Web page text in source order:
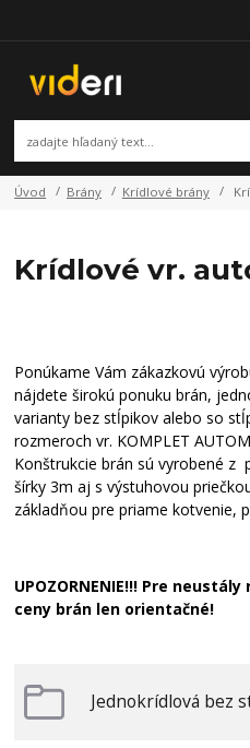
Úvod Brány Krídlové brány
Krídlové vr.
Ponúkame Vám zákazkovú
nájdete širokú ponuku brán,
varianty bez stĺpikov alebo so
rozmeroch vr. KOMPLET
Konštrukcie brán sú vyrobené z
šírky 3m aj s výstuhovou
základňou pre priame kotvenie,
UPOZORNENIE!!! Pre
ceny brán len orientačné!
Jednokrídlová bez